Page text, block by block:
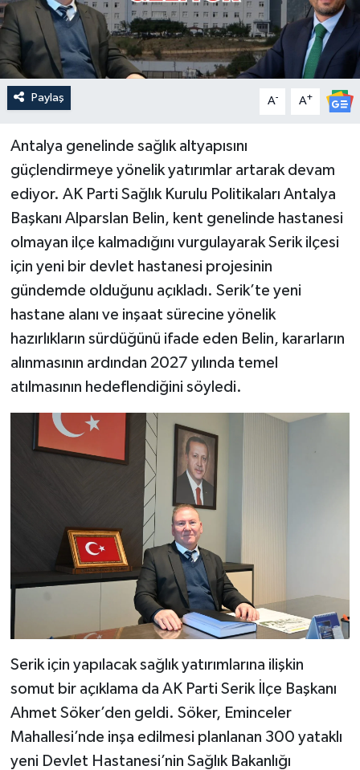
Paylaş A- A+
Antalya genelinde sağlık altyapısını
güçlendirmeye yönelik yatırımlar artarak devam
ediyor. AK Parti Sağlık Kurulu Politikaları Antalya
Başkanı Alparslan Belin, kent genelinde hastanesi
olmayan ilçe kalmadığını vurgulayarak Serik ilçesi
için yeni bir devlet hastanesi projesinin
gündemde olduğunu açıkladı. Serik’te yeni
hastane alanı ve inşaat sürecine yönelik
hazırlıkların sürdüğünü ifade eden Belin, kararların
alınmasının ardından 2027 yılında temel
atılmasının hedeflendiğini söyledi.
Serik için yapılacak sağlık yatırımlarına ilişkin
somut bir açıklama da AK Parti Serik İlçe Başkanı
Ahmet Söker’den geldi. Söker, Eminceler
Mahallesi’nde inşa edilmesi planlanan 300 yataklı
yeni Devlet Hastanesi’nin Sağlık Bakanlığı
Siyaset
Spor